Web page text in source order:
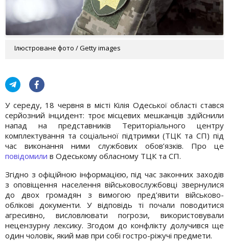
Ілюстроване фото / Getty images
У середу, 18 червня в місті Кілія Одеської області стався
серйозний інцидент: троє місцевих мешканців здійснили
напад на представників Територіального центру
комплектування та соціальної підтримки (ТЦК та СП) під
час виконання ними службових обов’язків. Про це
повідомили в Одеському обласному ТЦК та СП.
Згідно з офіційною інформацією, під час законних заходів
з оповіщення населення військовослужбовці звернулися
до двох громадян з вимогою пред’явити військово-
облікові документи. У відповідь ті почали поводитися
агресивно, висловлювати погрози, використовували
нецензурну лексику. Згодом до конфлікту долучився ще
один чоловік, який мав при собі гостро-ріжучі предмети.